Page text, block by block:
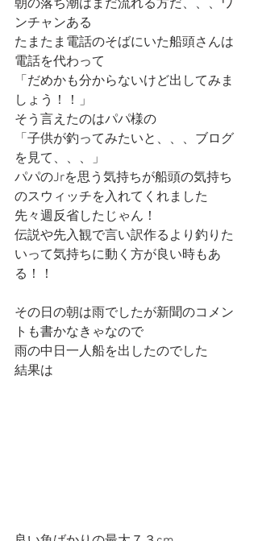
朝の落ち潮はまだ流れる方だ、、、ワ
ンチャンある
たまたま電話のそばにいた船頭さんは
電話を代わって
「だめかも分からないけど出してみま
しょう！！」
そう言えたのはパパ様の
「子供が釣ってみたいと、、、ブログ
を見て、、、」
パパのJrを思う気持ちが船頭の気持ち
のスウィッチを入れてくれました
先々週反省したじゃん！
伝説や先入観で言い訳作るより釣りた
いって気持ちに動く方が良い時もあ
る！！
その日の朝は雨でしたが新聞のコメン
トも書かなきゃなので
雨の中日一人船を出したのでした
結果は